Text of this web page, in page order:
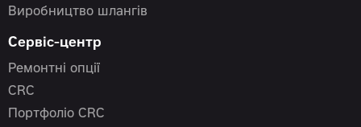
Виробництво шлангів
Сервіс-центр
Ремонтні опції
CRC
Портфоліо CRC